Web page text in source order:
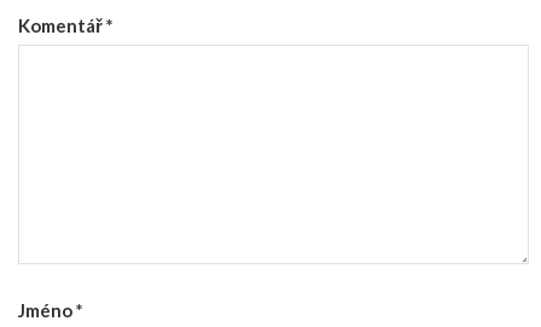
Komentář*
Jméno*